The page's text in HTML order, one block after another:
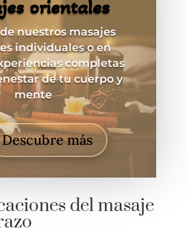
orientales
nuestros masajes
individuales o en
completas
de tu cuerpo y
mente
Descubre más
del masaje